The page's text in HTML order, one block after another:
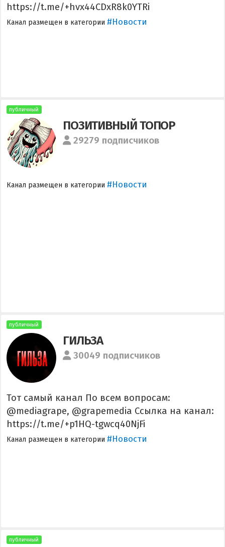
https://t.me/+hvx44CDxR8k0YTRi
Канал размещен в категории #Новости
публичный
ПОЗИТИВНЫЙ ТОПОР
29279 подписчиков
Канал размещен в категории #Новости
публичный
ГИЛЬЗА
30049 подписчиков
Тот самый канал По всем вопросам:
@mediagrape, @grapemedia Ссылка на канал:
https://t.me/+p1HQ-tgwcq40NjFi
Канал размещен в категории #Новости
публичный